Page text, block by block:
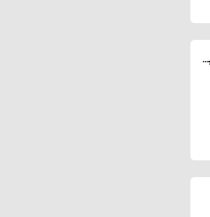
ارزیابی کارنامه هانیه توسلی به بهانه «آکتور» / جذبه کنش همسو با ماهیت نقش